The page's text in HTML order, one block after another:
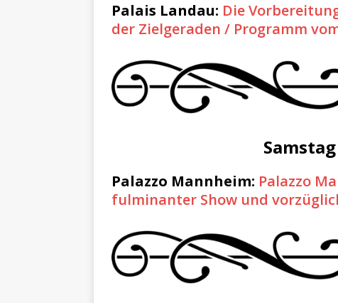
Palais Landau: Die
der Zielgeraden / Programm
Palazzo Mannheim: Palazzo
fulminanter Show und